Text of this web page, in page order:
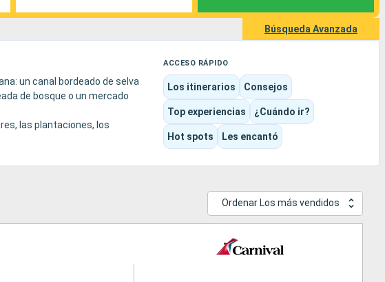
Búsqueda Avanzada
un canal bordeado de selva
de bosque o un mercado
las plantaciones, los
ACCESO RÁPIDO
Los itinerarios Consejos
Top experiencias ¿Cuándo ir?
Hot spots Les encantó
Ordenar Los más vendidos